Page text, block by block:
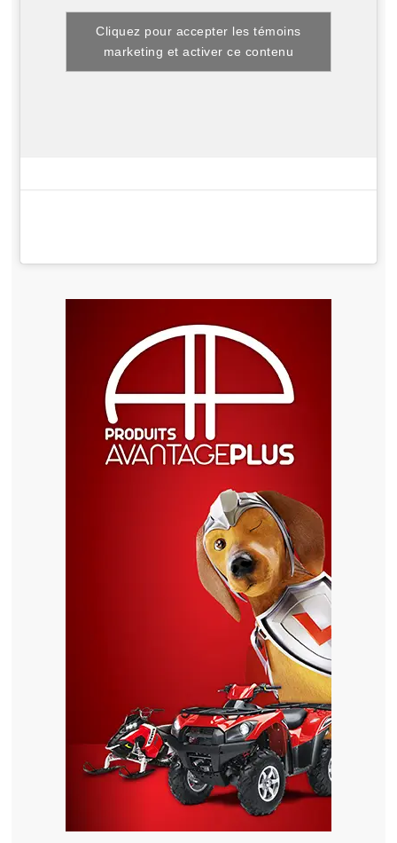
Cliquez pour accepter les témoins
marketing et activer ce contenu